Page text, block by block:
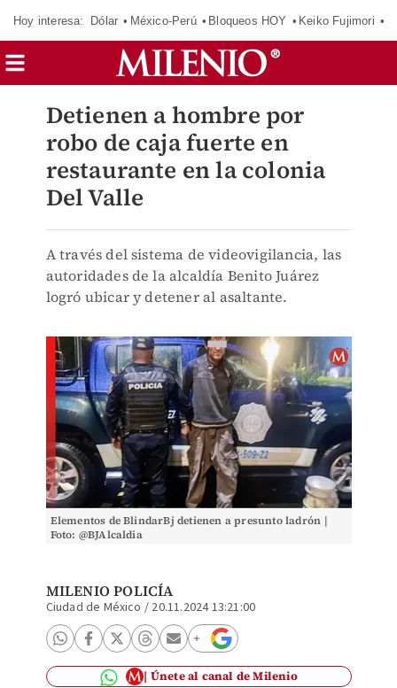
Hoy interesa: Dólar México-Perú Bloqueos HOY Keiko Fujimori
Detienen a hombre por
robo de caja fuerte en
restaurante en la colonia
Del Valle
A través del sistema de videovigilancia, las
autoridades de la alcaldía Benito Juárez
logró ubicar y detener al asaltante.
Elementos de BlindarBj detienen a presunto ladrón |
Foto: @BJAlcaldia
MILENIO POLICÍA
Ciudad de México / 20.11.2024 13:21:00
Únete al canal de Milenio